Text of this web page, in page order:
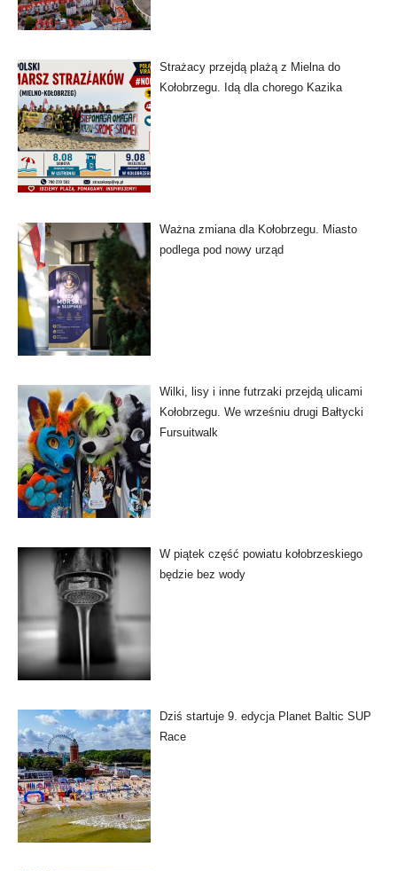
Strażacy przejdą plażą z Mielna do
Kołobrzegu. Idą dla chorego Kazika
Ważna zmiana dla Kołobrzegu. Miasto
podlega pod nowy urząd
Wilki, lisy i inne futrzaki przejdą ulicami
Kołobrzegu. We wrześniu drugi Bałtycki
Fursuitwalk
W piątek część powiatu kołobrzeskiego
będzie bez wody
Dziś startuje 9. edycja Planet Baltic SUP
Race